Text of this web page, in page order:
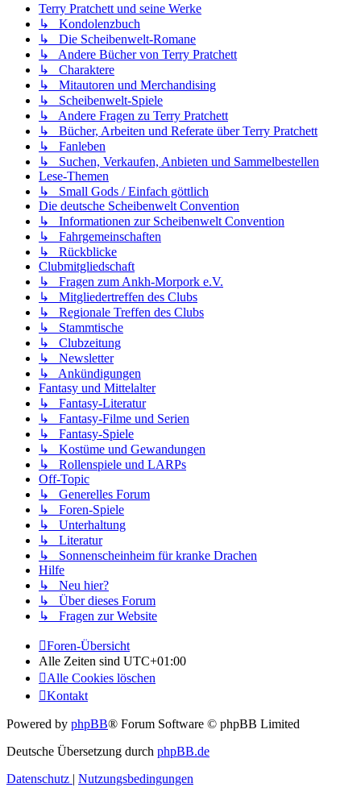
Terry Pratchett und seine Werke
↳ Kondolenzbuch
↳ Die Scheibenwelt-Romane
↳ Andere Bücher von Terry Pratchett
↳ Charaktere
↳ Mitautoren und Merchandising
↳ Scheibenwelt-Spiele
↳ Andere Fragen zu Terry Pratchett
↳ Bücher, Arbeiten und Referate über Terry Pratchett
↳ Fanleben
↳ Suchen, Verkaufen, Anbieten und Sammelbestellen
Lese-Themen
↳ Small Gods / Einfach göttlich
Die deutsche Scheibenwelt Convention
↳ Informationen zur Scheibenwelt Convention
↳ Fahrgemeinschaften
↳ Rückblicke
Clubmitgliedschaft
↳ Fragen zum Ankh-Morpork e.V.
↳ Mitgliedertreffen des Clubs
↳ Regionale Treffen des Clubs
↳ Stammtische
↳ Clubzeitung
↳ Newsletter
↳ Ankündigungen
Fantasy und Mittelalter
↳ Fantasy-Literatur
↳ Fantasy-Filme und Serien
↳ Fantasy-Spiele
↳ Kostüme und Gewandungen
↳ Rollenspiele und LARPs
Off-Topic
↳ Generelles Forum
↳ Foren-Spiele
↳ Unterhaltung
↳ Literatur
↳ Sonnenscheinheim für kranke Drachen
Hilfe
↳ Neu hier?
↳ Über dieses Forum
↳ Fragen zur Website
Foren-Übersicht
Alle Zeiten sind UTC+01:00
Alle Cookies löschen
Kontakt
Powered by phpBB® Forum Software © phpBB Limited
Deutsche Übersetzung durch phpBB.de
Datenschutz | Nutzungsbedingungen